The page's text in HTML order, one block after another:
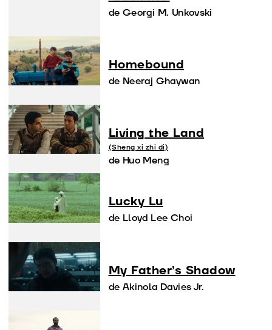
de Georgi M. Unkovski
Homebound
de Neeraj Ghaywan
Living the Land
(Sheng xi zhi di)
de Huo Meng
Lucky Lu
de Lloyd Lee Choi
My Father’s Shadow
de Akinola Davies Jr.